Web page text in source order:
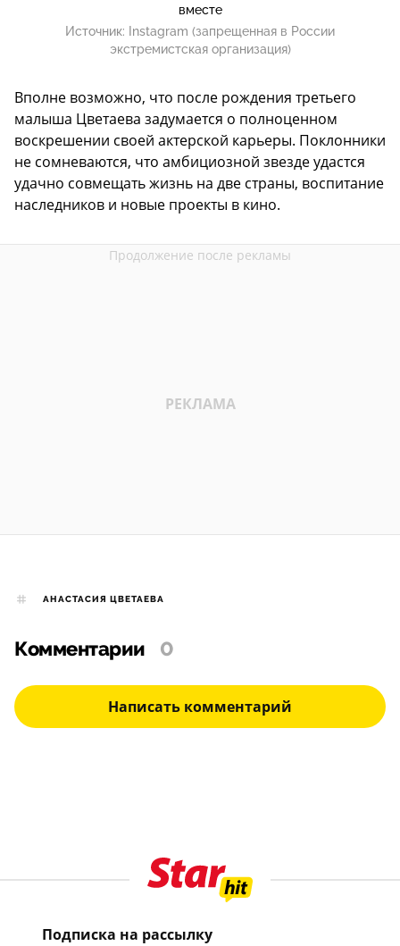
вместе
Источник:
Instagram (запрещенная в России
экстремистская организация)
Вполне возможно, что после рождения третьего
малыша Цветаева задумается о полноценном
воскрешении своей актерской карьеры. Поклонники
не сомневаются, что амбициозной звезде удастся
удачно совмещать жизнь на две страны, воспитание
наследников и новые проекты в кино.
АНАСТАСИЯ ЦВЕТАЕВА
Комментарии 0
Написать комментарий
Подписка на рассылку